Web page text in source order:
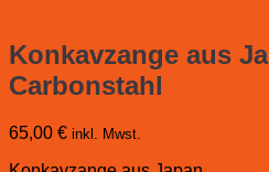
Konkavzange aus
Carbonstahl
65,00 € inkl. Mwst.